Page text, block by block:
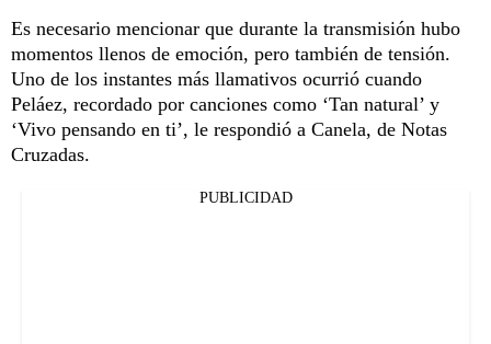
Es necesario mencionar que durante la transmisión hubo
momentos llenos de emoción, pero también de tensión.
Uno de los instantes más llamativos ocurrió cuando
Peláez, recordado por canciones como ‘Tan natural’ y
‘Vivo pensando en ti’, le respondió a Canela, de Notas
Cruzadas.
PUBLICIDAD